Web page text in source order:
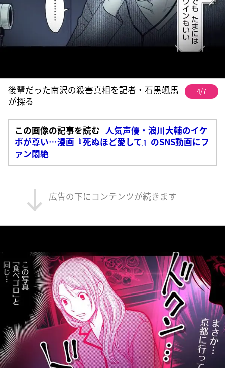
後輩だった南沢の殺害真相を記者・石黒颯馬
が探る
4/7
この画像の記事を読む 人気声優・浪川大輔のイケ
ボが尊い…漫画『死ぬほど愛して』のSNS動画にフ
ァン悶絶
広告の下にコンテンツが続きます